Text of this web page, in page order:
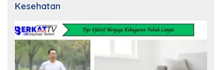
Kesehatan